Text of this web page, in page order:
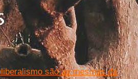
são as mesmas da